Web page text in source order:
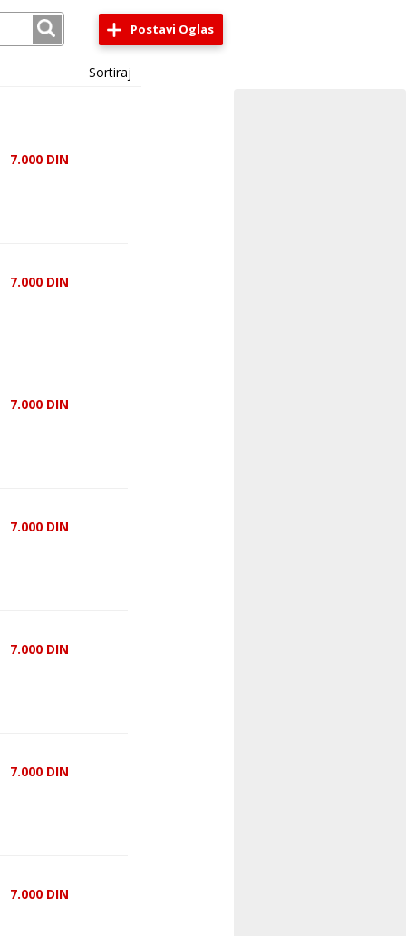
Postavi Oglas
Sortiraj
7.000 DIN
7.000 DIN
7.000 DIN
7.000 DIN
7.000 DIN
7.000 DIN
7.000 DIN